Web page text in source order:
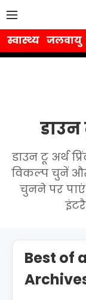
स्वास्थ्य जलवायु
डाउन टू अर्थ
विकल्प चुनें
चुनने पर
Best of